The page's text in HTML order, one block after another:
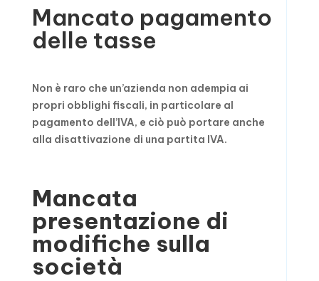
Mancato pagamento
delle tasse
Non è raro che un’azienda non adempia ai
propri obblighi fiscali, in particolare al
pagamento dell’IVA, e ciò può portare anche
alla disattivazione di una partita IVA.
Mancata
presentazione di
modifiche sulla
società